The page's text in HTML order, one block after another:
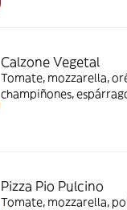
Calzone Vegetal
Tomate, mozzarella,
champiñones,
Pizza Pio Pulcino
Tomate, mozzarella,